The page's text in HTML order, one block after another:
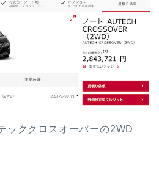
ッククロスオーバーの2WD